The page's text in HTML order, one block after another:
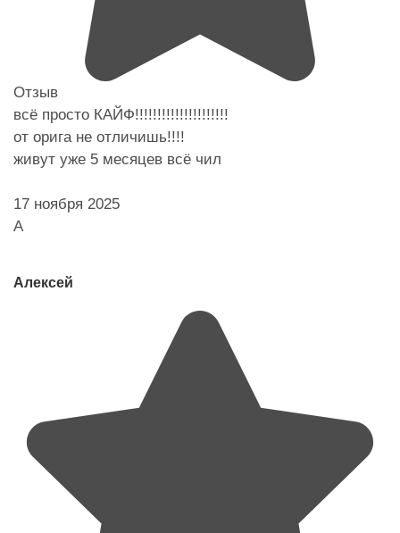
Отзыв
всё просто КАЙФ!!!!!!!!!!!!!!!!!!!!!
от орига не отличишь!!!!
живут уже 5 месяцев всё чил
17 ноября 2025
А
Алексей